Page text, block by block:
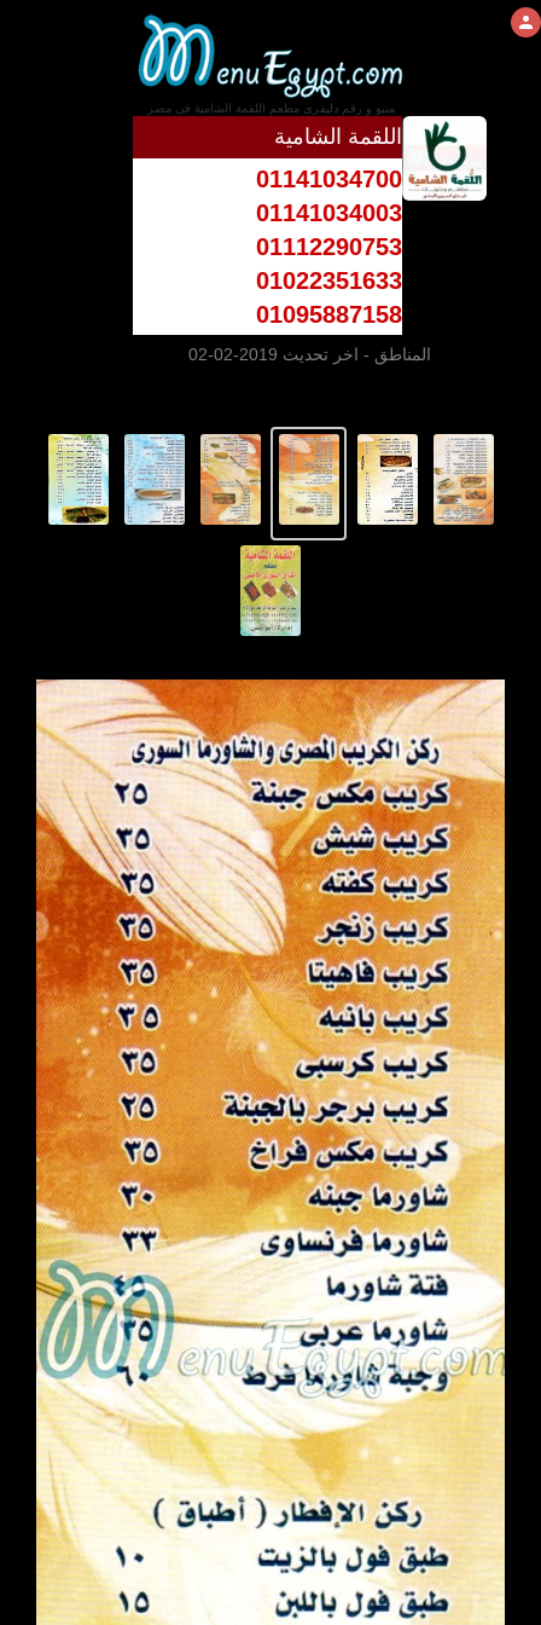
منيو و رقم دليفرى مطعم اللقمة الشامية فى مصر
اللقمة الشامية
01141034700
01141034003
01112290753
01022351633
01095887158
المناطق - اخر تحديث 2019-02-02